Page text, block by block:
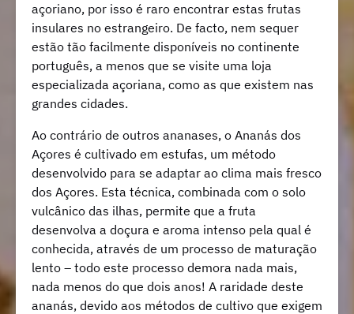
açoriano, por isso é raro encontrar estas frutas
insulares no estrangeiro. De facto, nem sequer
estão tão facilmente disponíveis no continente
português, a menos que se visite uma loja
especializada açoriana, como as que existem nas
grandes cidades.
Ao contrário de outros ananases, o Ananás dos
Açores é cultivado em estufas, um método
desenvolvido para se adaptar ao clima mais fresco
dos Açores. Esta técnica, combinada com o solo
vulcânico das ilhas, permite que a fruta
desenvolva a doçura e aroma intenso pela qual é
conhecida, através de um processo de maturação
lento – todo este processo demora nada mais,
nada menos do que dois anos! A raridade deste
ananás, devido aos métodos de cultivo que exigem